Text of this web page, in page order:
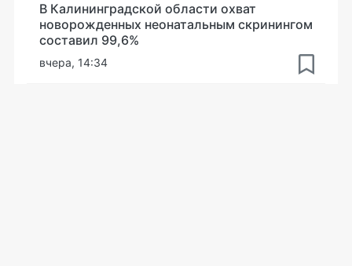
В Калининградской области охват
новорожденных неонатальным скринингом
составил 99,6%
вчера, 14:34